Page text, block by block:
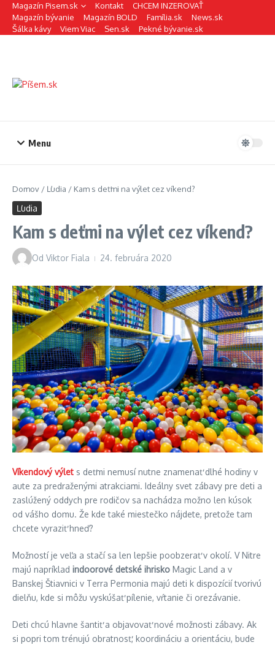
Preskočiť na obsah
Magazín Pisem.sk Kontakt
CHCEM INZEROVAŤ
Magazín bývanie
Magazín BOLD Família.sk
News.sk
Šálka kávy
Viem Viac Sen.sk Pekné bývanie.sk
Menu
Domov / Ľudia / Kam s deťmi na výlet cez víkend?
Ľudia
Kam s deťmi na výlet cez víkend?
Od Viktor Fiala 24. februára 2020
Víkendový výlet s deťmi nemusí nutne znamenať dlhé hodiny v
aute za predraženými atrakciami. Ideálny svet zábavy pre deti a
zaslúžený oddych pre rodičov sa nachádza možno len kúsok
od vášho domu. Že kde také miestečko nájdete, pretože tam
chcete vyraziť hneď?
Možností je veľa a stačí sa len lepšie poobzerať v okolí. V Nitre
majú napríklad indoorové detské ihrisko Magic Land a v
Banskej Štiavnici v Terra Permonia majú deti k dispozícií tvorivú
dielňu, kde si môžu vyskúšať pílenie, vŕtanie či orezávanie.
Deti chcú hlavne šantiť a objavovať nové možnosti zábavy. Ak
si popri tom trénujú obratnosť, koordináciu a orientáciu, bude